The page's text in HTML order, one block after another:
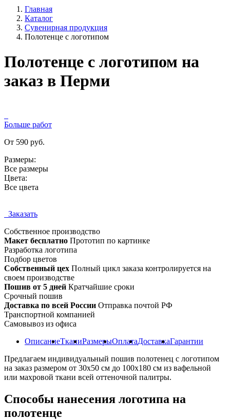
Главная
Каталог
Сувенирная продукция
Полотенце с логотипом
Полотенце с логотипом на
заказ в Перми
Больше работ
От 590 руб.
Размеры:
Все размеры
Цвета:
Все цвета
Заказать
Собственное производство
Макет бесплатно Прототип по картинке
Разработка логотипа
Подбор цветов
Собственный цех Полный цикл заказа контролируется на
своем производстве
Пошив от 5 дней Кратчайшие сроки
Срочный пошив
Доставка по всей России Отправка почтой РФ
Транспортной компанией
Самовывоз из офиса
ОписаниеТканиРазмерыОплатаДоставкаГарантии
Предлагаем индивидуальный пошив полотенец с логотипом
на заказ размером от 30х50 см до 100х180 см из вафельной
или махровой ткани всей оттеночной палитры.
Способы нанесения логотипа на
полотенце